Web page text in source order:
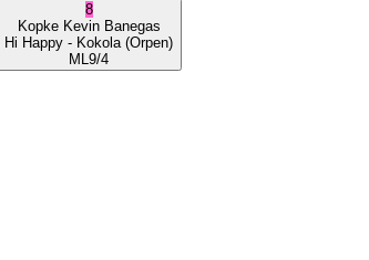
8
Kopke Kevin Banegas
Hi Happy - Kokola(Orpen)
ML9/4